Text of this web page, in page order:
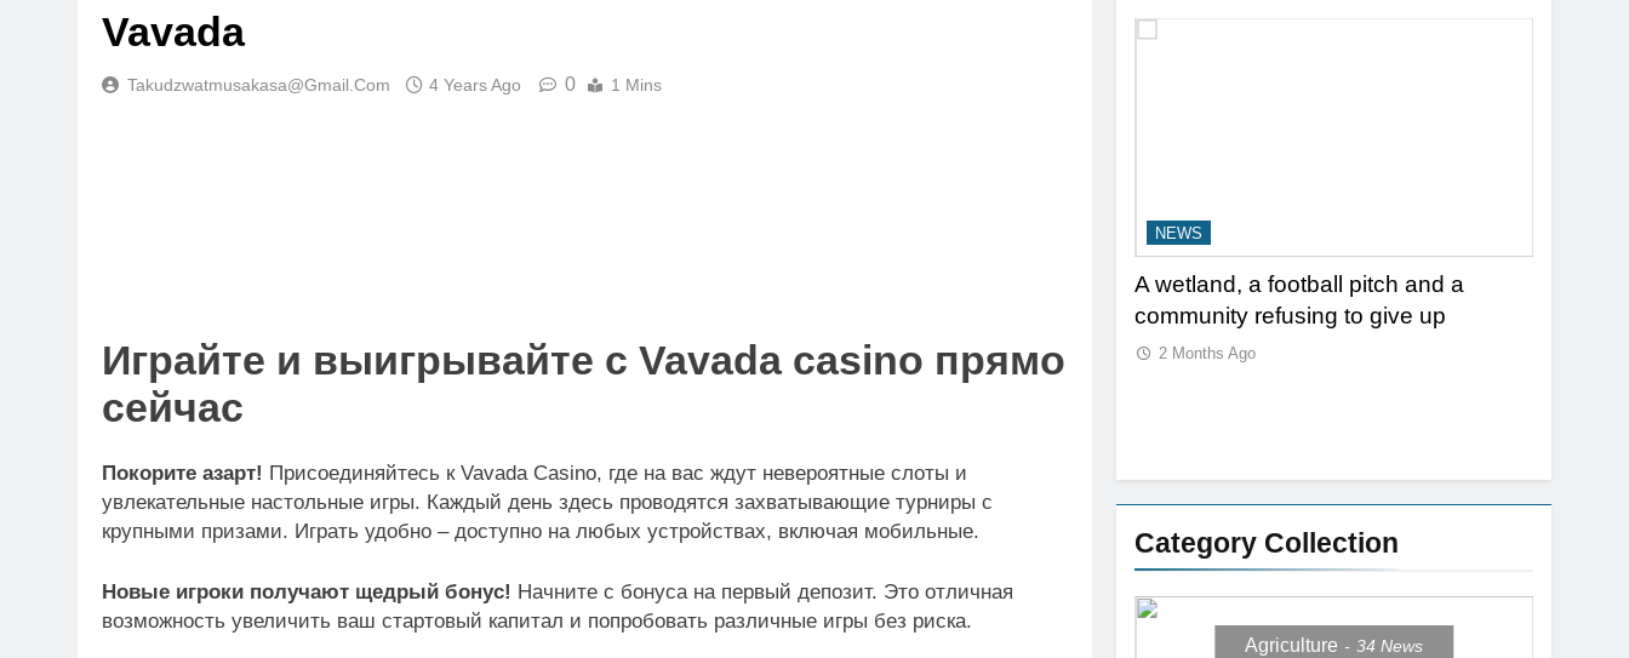
Vavada
Takudzwatmusakasa@gmail.com 4 Years Ago 0 1 Mins
Играйте и выигрывайте с Vavada casino прямо
сейчас
Покорите азарт! Присоединяйтесь к Vavada Casino, где на вас ждут невероятные слоты и
увлекательные настольные игры. Каждый день здесь проводятся захватывающие турниры с
крупными призами. Играть удобно – доступно на любых устройствах, включая мобильные.
Новые игроки получают щедрый бонус! Начните с бонуса на первый депозит. Это отличная
возможность увеличить ваш стартовый капитал и попробовать различные игры без риска.
weaknesses in response
2 Months Ago
push for renewable power for all
NEWS
A wetland, a football pitch and a
community refusing to give up
2 Months Ago
Category Collection
Agriculture 34 News